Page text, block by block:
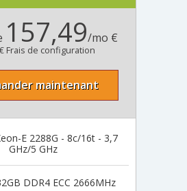
157,49/mo €
Frais de configuration
maintenant
E 2288G - 8c/16t - 3,7
GHz/5 GHz
DDR4 ECC 2666MHz